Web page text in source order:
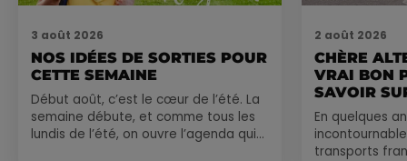
3 août 2026
NOS IDÉES DE SORTIES POUR
CETTE SEMAINE
Début août, c’est le cœur de l’été. La
semaine débute, et comme tous les
lundis de l’été, on ouvre l’agenda qui
2 août 2026
CHÈRE
VRAI BON
SAVOIR
En quelques
transports